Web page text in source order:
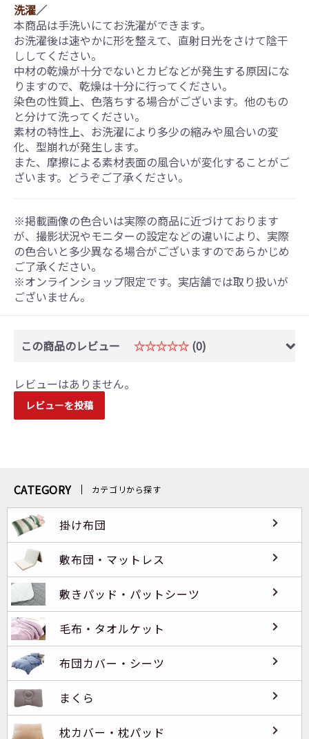
洗濯／
本商品は手洗いにてお洗濯ができます。
お洗濯後は速やかに形を整えて、直射日光をさけて陰干
ししてください。
中材の乾燥が十分でないとカビなどが発生する原因にな
りますので、乾燥は十分に行ってください。
染色の性質上、色落ちする場合がございます。他のもの
と分けて洗ってください。
素材の特性上、お洗濯により多少の縮みや風合いの変
化、型崩れが発生します。
また、摩擦による素材表面の風合いが変化することがご
ざいます。どうぞご了承ください。
※掲載画像の色合いは実際の商品に近づけております
が、撮影状況やモニターの設定などの違いにより、実際
の色合いと多少異なる場合がございますのであらかじめ
ご了承ください。
※オンラインショップ限定です。実店舗では取り扱いが
ございません。
この商品のレビュー ☆☆☆☆☆ (0)
レビューはありません。
レビューを投稿
CATEGORY カテゴリから探す
掛け布団
敷布団・マットレス
敷きパッド・パットシーツ
毛布・タオルケット
布団カバー・シーツ
まくら
枕カバー・枕パッド